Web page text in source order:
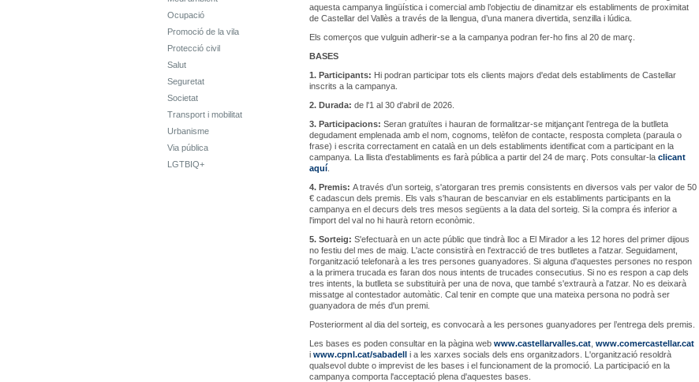
Ocupació
Promoció de la vila
Protecció civil
Salut
Seguretat
Societat
Transport i mobilitat
Urbanisme
Via pública
LGTBIQ+
aquesta campanya lingüística i comercial amb l’objectiu de dinamitzar els establiments de proximitat
de Castellar del Vallès a través de la llengua, d’una manera divertida, senzilla i lúdica.
Els comerços que vulguin adherir-se a la campanya podran fer-ho fins al 20 de març.
BASES
1. Participants: Hi podran participar tots els clients majors d'edat dels establiments de Castellar
inscrits a la campanya.
2. Durada: de l'1 al 30 d'abril de 2026.
3. Participacions: Seran gratuïtes i hauran de formalitzar-se mitjançant l’entrega de la butlleta
degudament emplenada amb el nom, cognoms, telèfon de contacte, resposta completa (paraula o
frase) i escrita correctament en català en un dels establiments identificat com a participant en la
campanya. La llista d'establiments es farà pública a partir del 24 de març. Pots consultar-la clicant
aquí
4. Premis: A través d’un sorteig, s'atorgaran tres premis consistents en diversos vals per valor de 50
€ cadascun dels premis. Els vals s'hauran de bescanviar en els establiments participants en la
campanya en el decurs dels tres mesos següents a la data del sorteig. Si la compra és inferior a
l'import del val no hi haurà retorn econòmic.
5. Sorteig: S'efectuarà en un acte públic que tindrà lloc a El Mirador a les 12 hores del primer dijous
no festiu del mes de maig. L'acte consistirà en l'extracció de tres butlletes a l'atzar. Seguidament,
l'organització telefonarà a les tres persones guanyadores. Si alguna d'aquestes persones no respon
a la primera trucada es faran dos nous intents de trucades consecutius. Si no es respon a cap dels
tres intents, la butlleta se substituirà per una de nova, que també s'extraurà a l'atzar. No es deixarà
missatge al contestador automàtic. Cal tenir en compte que una mateixa persona no podrà ser
guanyadora de més d'un premi.
Posteriorment al dia del sorteig, es convocarà a les persones guanyadores per l’entrega dels premis.
Les bases es poden consultar en la pàgina web www.castellarvalles.cat www.comercastellar.cat
i www.cpnl.cat/sabadell i a les xarxes socials dels ens organitzadors. L'organització resoldrà
qualsevol dubte o imprevist de les bases i el funcionament de la promoció. La participació en la
campanya comporta l'acceptació plena d'aquestes bases.